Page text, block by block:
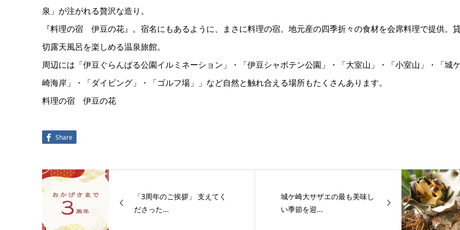
泉」が注がれる贅沢な造り。
『料理の宿 伊豆の花』。宿名にもあるように、まさに料理の宿。地元産の四季折々の食材を会席料理で提供。
切露天風呂を楽しめる温泉旅館。
周辺には「伊豆ぐらんぱる公園イルミネーション」・「伊豆シャボテン公園」・「大室山」・「小室山」・「城
崎海岸」・「ダイビング」・「ゴルフ場」」など自然と触れ合える場所もたくさんあります。
料理の宿 伊豆の花
Share
「3周年のご挨拶」 支えてく
ださった...
城ケ崎大サザエの最も美味し
い季節を迎...